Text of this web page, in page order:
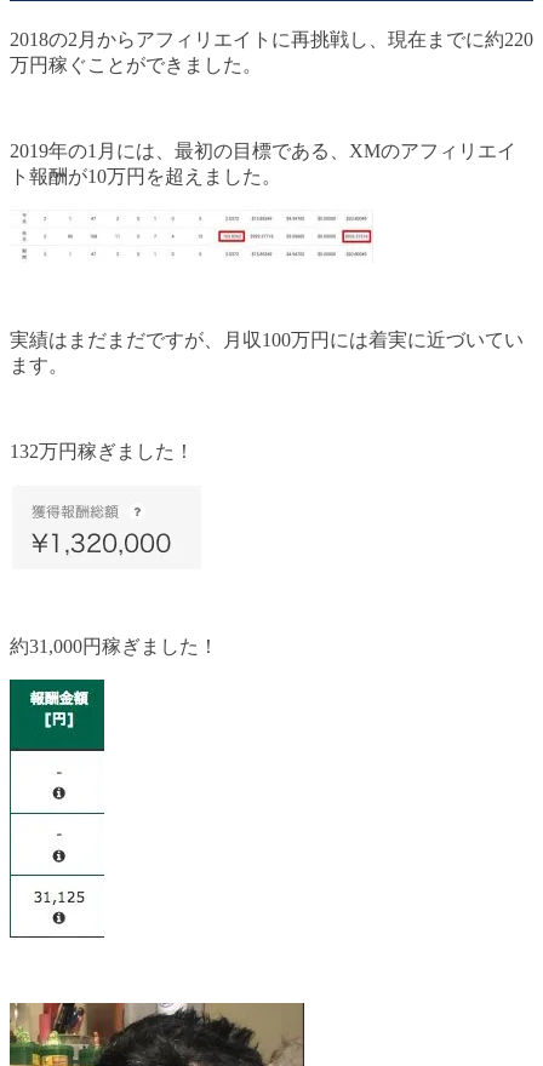
2018の2月からアフィリエイトに再挑戦し、現在までに約220
万円稼ぐことができました。
2019年の1月には、最初の目標である、XMのアフィリエイ
ト報酬が10万円を超えました。
実績はまだまだですが、月収100万円には着実に近づいてい
ます。
132万円稼ぎました！
約31,000円稼ぎました！